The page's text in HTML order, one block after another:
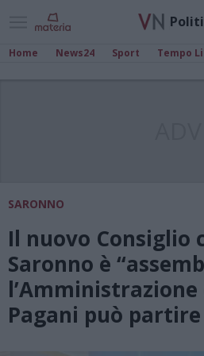
Home News24 Sport Tempo
SARONNO
Il nuovo Consiglio
Saronno è
Pagani può partire